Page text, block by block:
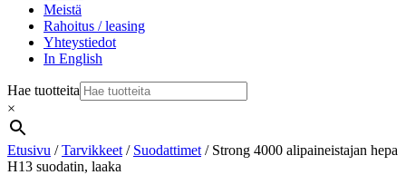
Meistä
Rahoitus / leasing
Yhteystiedot
In English
Hae tuotteita
×
Etusivu /Tarvikkeet / Suodattimet / Strong 4000 alipaineistajan hepa
H13 suodatin, laaka